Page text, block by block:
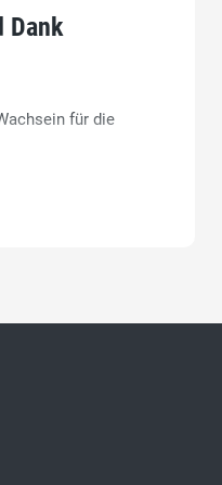
Dank
für die